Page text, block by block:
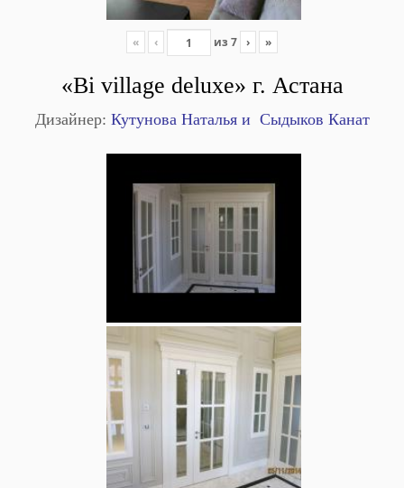
« ‹ из 7 › »
«Bi village deluxe» г. Астана
Дизайнер: Кутунова Наталья и Сыдыков Канат